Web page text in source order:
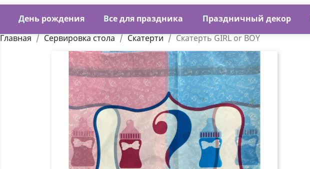
День рождения Все для праздника Праздничный декор
Главная Сервировка стола Скатерти Скатерть GIRL or BOY